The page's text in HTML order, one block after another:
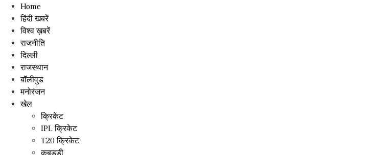
Home
हिंदी खबरें
विश्व ख़बरें
राजनीति
दिल्ली
राजस्थान
बॉलीवुड
मनोरंजन
खेल
क्रिकेट
IPL क्रिकेट
T20 क्रिकेट
कबड्डी